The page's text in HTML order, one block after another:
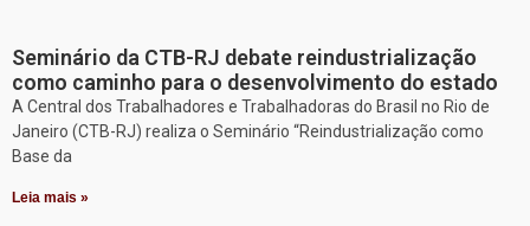
Seminário da CTB-RJ debate reindustrialização
como caminho para o desenvolvimento do estado
A Central dos Trabalhadores e Trabalhadoras do Brasil no Rio de
Janeiro (CTB-RJ) realiza o Seminário “Reindustrialização como
Base da
Leia mais »